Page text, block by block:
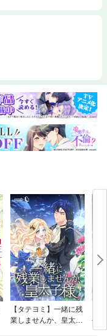
【タテヨミ】一緒に残
業しませんか、皇太子
今
せん